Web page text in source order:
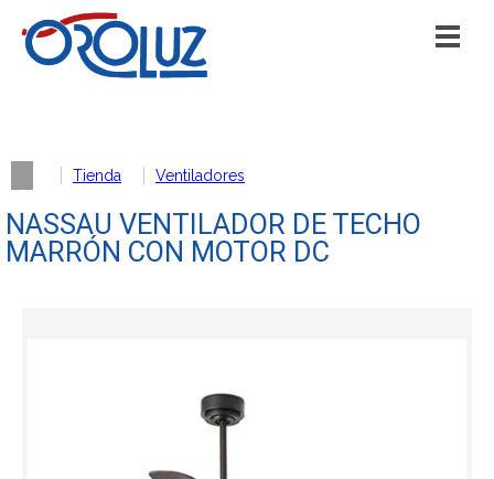
Tienda Ventiladores
NASSAU VENTILADOR DE TECHO
MARRÓN CON MOTOR DC